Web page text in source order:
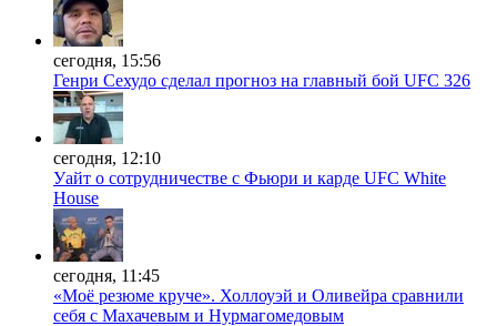
сегодня, 15:56
Генри Сехудо сделал прогноз на главный бой UFC 326
сегодня, 12:10
Уайт о сотрудничестве с Фьюри и карде UFC White
House
сегодня, 11:45
«Моё резюме круче». Холлоуэй и Оливейра сравнили
себя с Махачевым и Нурмагомедовым